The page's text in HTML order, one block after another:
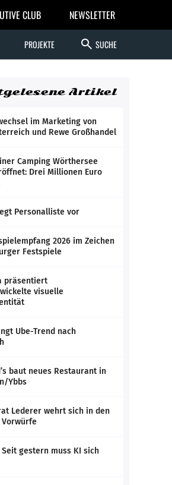
CLUB NEWSLETTER
PROJEKTE search SUCHE
Artikel
im Marketing von
und Rewe Großhandel
Camping Wörthersee
Drei Millionen Euro
Personalliste vor
2026 im Zeichen
Festspiele
präsentiert
visuelle
Ube-Trend nach
baut neues Restaurant in
Ybbs
Lederer wehrt sich in den
Vorwürfe
Seit gestern muss KI sich